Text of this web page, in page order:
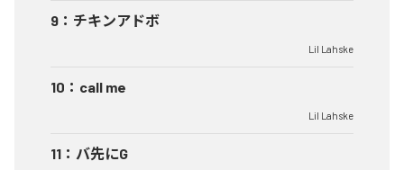
9 ： チキンアドボ
Lil Lahske
10 ： call me
Lil Lahske
11 ： バ先にG